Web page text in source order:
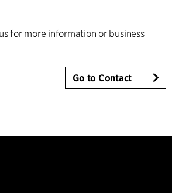
for more information or business
Go to Contact